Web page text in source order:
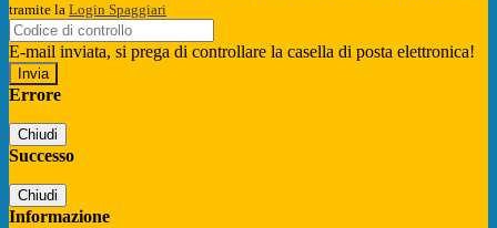
tramite la Login Spaggiari
E-mail inviata, si prega di controllare la casella di posta elettronica!
Errore
Chiudi
Successo
Chiudi
Informazione